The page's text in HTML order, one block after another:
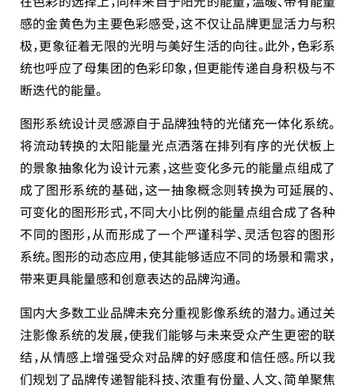
感的金黄色为主要色彩感受，这不仅让品牌更显活力与积
极，更象征着无限的光明与美好生活的向往。此外，色彩系
统也呼应了母集团的色彩印象，但更能传递自身积极与不
断迭代的能量。
图形系统设计灵感源自于品牌独特的光储充一体化系统。
将流动转换的太阳能量光点洒落在排列有序的光伏板上
的景象抽象化为设计元素，这些变化多元的能量点组成了
成了图形系统的基础，这一抽象概念则转换为可延展的、
可变化的图形形式，不同大小比例的能量点组合成了各种
不同的图形，从而形成了一个严谨科学、灵活包容的图形
系统。图形的动态应用，使其能够适应不同的场景和需求，
带来更具能量感和创意表达的品牌沟通。
国内大多数工业品牌未充分重视影像系统的潜力。通过关
注影像系统的发展，使我们能够与未来受众产生更密的联
结，从情感上增强受众对品牌的好感度和信任感。所以我
们规划了品牌传递智能科技、浓重有份量、人文、简单聚焦